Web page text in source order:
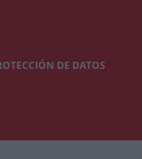
DE DATOS